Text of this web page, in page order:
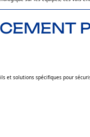
et solutions spécifiques pour